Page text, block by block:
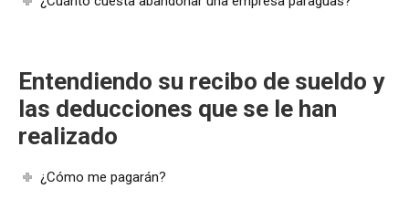
Entendiendo su recibo de sueldo y
las deducciones que se le han
realizado
¿Cómo me pagarán?